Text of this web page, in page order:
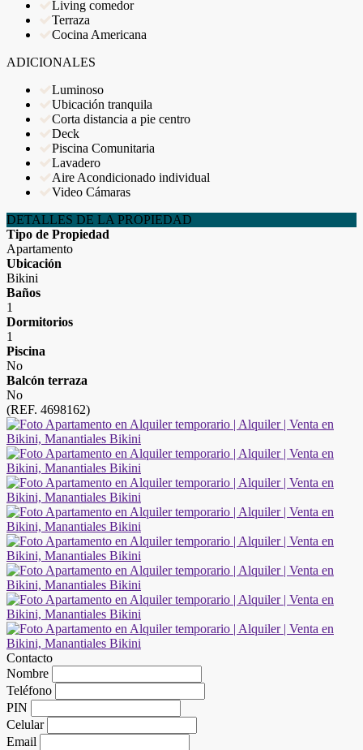
Living comedor
Terraza
Cocina Americana
ADICIONALES
Luminoso
Ubicación tranquila
Corta distancia a pie centro
Deck
Piscina Comunitaria
Lavadero
Aire Acondicionado individual
Video Cámaras
DETALLES DE LA PROPIEDAD
Tipo de Propiedad
Apartamento
Ubicación
Bikini
Baños
1
Dormitorios
1
Piscina
No
Balcón terraza
No
(REF. 4698162)
Contacto
Nombre
Teléfono
PIN
Celular
Email